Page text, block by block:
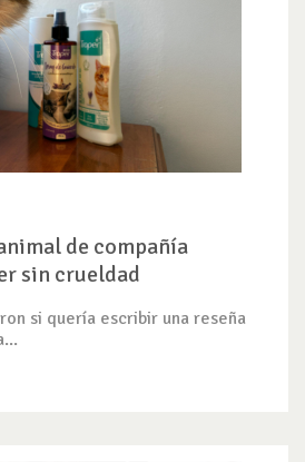
de compañía
sin crueldad
si quería escribir una reseña